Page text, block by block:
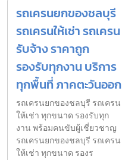
รถเครนยกของชลบุรี
รถเครนให้เช่า รถเครน
รับจ้าง ราคาถูก
รองรับทุกงาน บริการ
ทุกพื้นที่ ภาคตะวันออก
รถเครนยกของชลบุรี รถเครน
ให้เช่า ทุกขนาด รองรับทุก
งาน พร้อมคนขับผู้เชี่ยวชาญ
รถเครนยกของชลบุรี รถเครน
ให้เช่า ทุกขนาด รองร